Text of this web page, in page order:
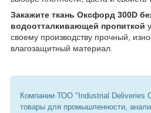
Закажите ткань Оксфорд 300D
водоотталкивающей пропиткой
своему производству прочный,
влагозащитный материал.
Компании ТОО "Industrial Deliveries
товары для промышленности,